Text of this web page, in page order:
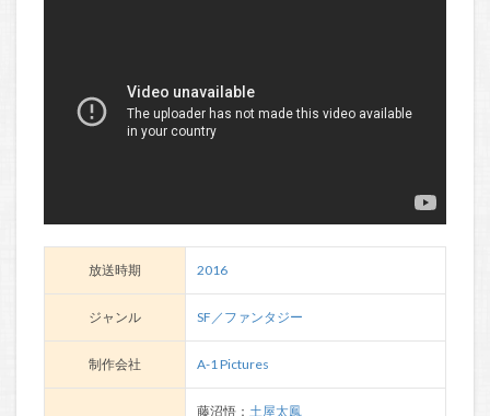
放送時期 2016
ジャンル SF／ファンタジー
制作会社 A-1 Pictures
藤沼悟： 土屋太鳳